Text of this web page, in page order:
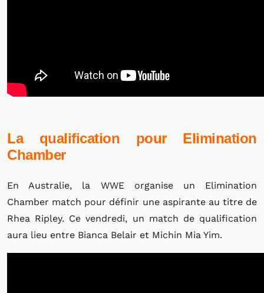
La qualification pour Elimination
Chamber
En Australie, la WWE organise un Elimination
Chamber match pour définir une aspirante au titre de
Rhea Ripley. Ce vendredi, un match de qualification
aura lieu entre Bianca Belair et Michin Mia Yim.